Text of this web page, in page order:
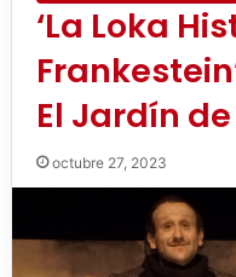
‘La Loka
El Jardín
octubre 27, 2023